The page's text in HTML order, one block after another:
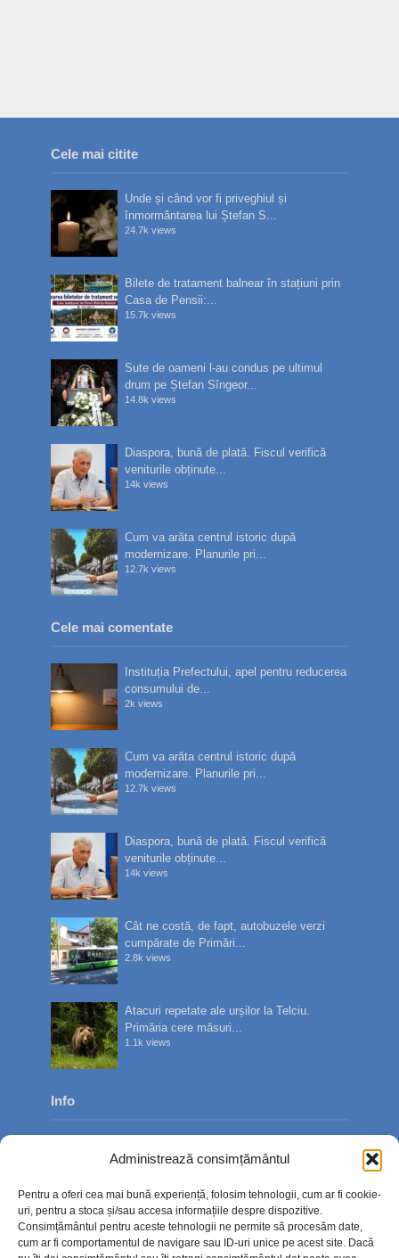
Administrează consimțământul
Pentru a oferi cea mai bună experiență, folosim tehnologii, cum ar fi cookie-
uri, pentru a stoca și/sau accesa informațiile despre dispozitive.
Consimțământul pentru aceste tehnologii ne permite să procesăm date,
cum ar fi comportamentul de navigare sau ID-uri unice pe acest site. Dacă
Cele mai citite
Unde și când vor fi priveghiul și
înmormântarea lui Ștefan S...
24.7k views
Bilete de tratament balnear în stațiuni prin
Casa de Pensii:...
15.7k views
Sute de oameni l-au condus pe ultimul
drum pe Ștefan Sîngeor...
14.8k views
Diaspora, bună de plată. Fiscul verifică
veniturile obținute...
14k views
Cum va arăta centrul istoric după
modernizare. Planurile pri...
12.7k views
Cele mai comentate
Instituția Prefectului, apel pentru reducerea
consumului de...
2k views
Cum va arăta centrul istoric după
modernizare. Planurile pri...
12.7k views
Diaspora, bună de plată. Fiscul verifică
veniturile obținute...
14k views
Cât ne costă, de fapt, autobuzele verzi
cumpărate de Primări...
2.8k views
Atacuri repetate ale urșilor la Telciu.
Primăria cere măsuri...
1.1k views
Info
Contact
Politica de confidențialitate